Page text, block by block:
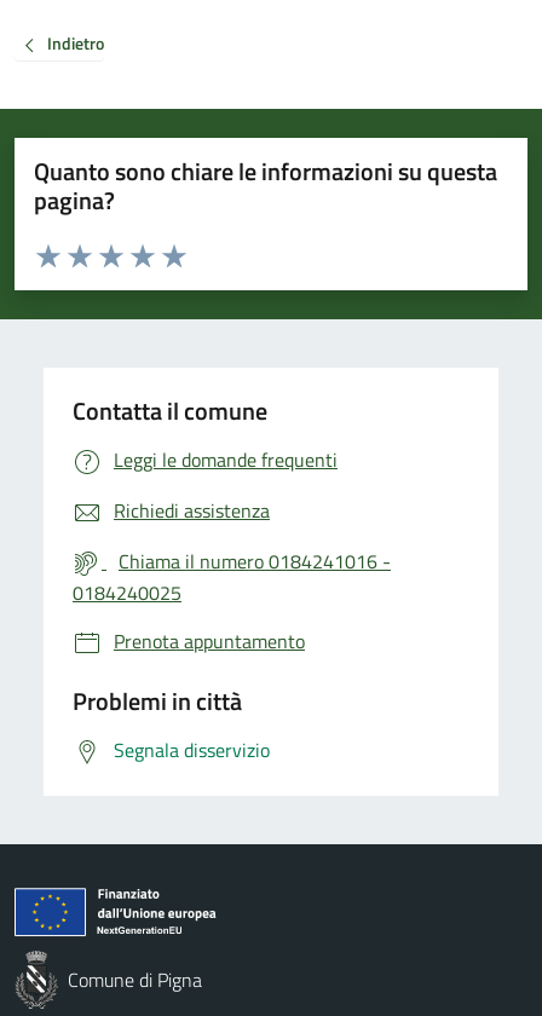
Indietro
Quanto sono chiare le informazioni su questa
pagina?
Valuta da 1 a 5 stelle la pagina
Valuta 5 stelle su 5
Valuta 4 stelle su 5
Valuta 3 stelle su 5
Valuta 2 stelle su 5
Valuta 1 stelle su 5
Contatta il comune
Leggi le domande frequenti
Richiedi assistenza
Chiama il numero 0184241016 -
0184240025
Prenota appuntamento
Problemi in città
Segnala disservizio
Comune di Pigna